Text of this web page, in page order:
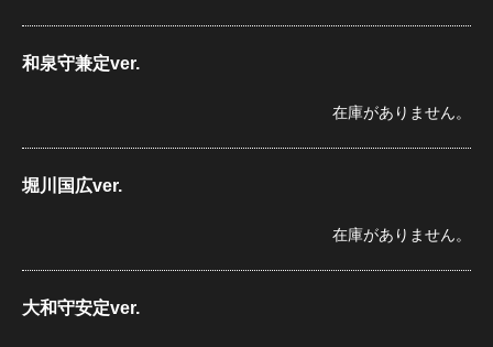
和泉守兼定ver.
在庫がありません。
堀川国広ver.
在庫がありません。
大和守安定ver.